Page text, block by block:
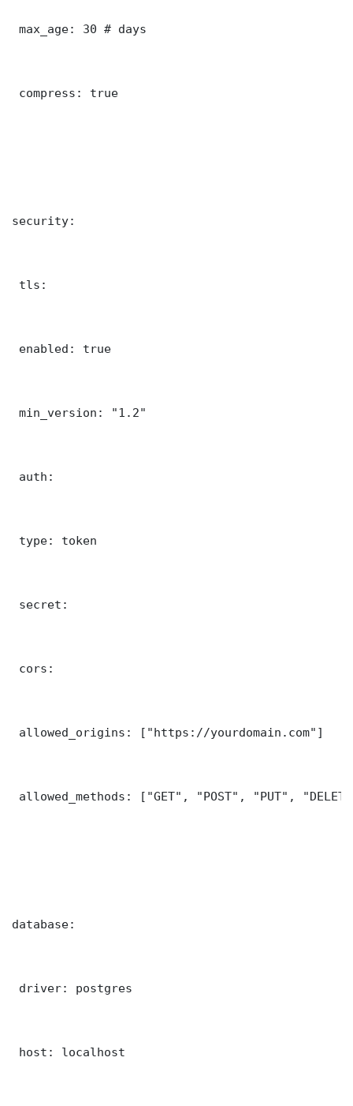
max_age: 30 # days
compress: true
security:
tls:
enabled: true
min_version: "1.2"
auth:
type: token
secret:
cors:
allowed_origins: ["https://yourdomain.com"]
allowed_methods: ["GET", "POST", "PUT",
database:
driver: postgres
host: localhost